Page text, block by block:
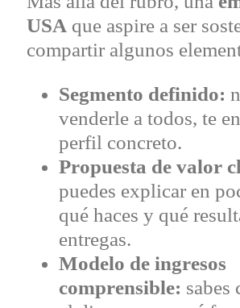
USA que aspire a ser
compartir algunos
Segmento definido:
venderle a todos, te
perfil concreto.
Propuesta de valor
puedes explicar en
qué haces y qué
entregas.
Modelo de ingresos
comprensible: sabes